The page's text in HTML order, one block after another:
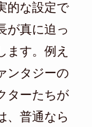
的な設定で
が真に迫っ
ます。例え
ンタジーの
ターたちが
、普通なら